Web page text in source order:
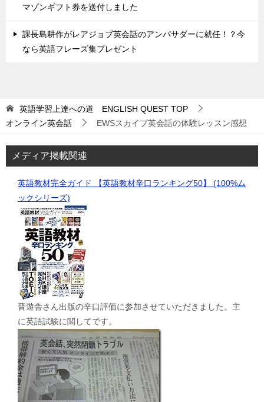
マゾンギフト券を送付しました
課長島耕作がレアジョブ英会話のアンバサダーに就任！？今
なら英語フレーズ集プレゼント
英語学習上達への道 ENGLISH QUEST TOP
オンライン英会話
EWSスカイプ英会話の体験レッスン感想
メディア掲載関連
英語教材完全ガイド 【英語教材辛口ランキング50】 (100%ム
ックシリーズ)
晋遊舎さん出版の辛口評価に参加させていただきました。主
に英語試験に関してです。